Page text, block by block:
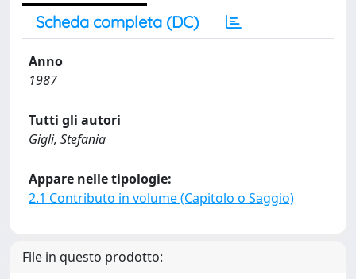
Scheda completa (DC)
Anno
1987
Tutti gli autori
Gigli, Stefania
Appare nelle tipologie:
2.1 Contributo in volume (Capitolo o Saggio)
File in questo prodotto: